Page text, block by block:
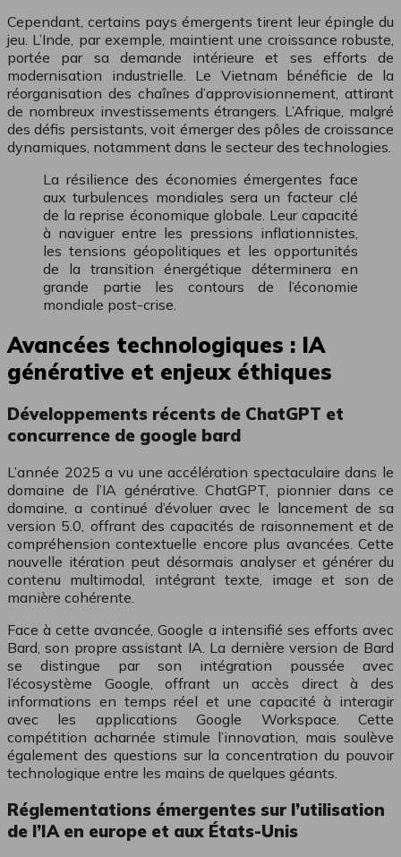
Cependant, certains pays émergents tirent leur épingle du
jeu. L’Inde, par exemple, maintient une croissance robuste,
portée par sa demande intérieure et ses efforts de
modernisation industrielle. Le Vietnam bénéficie de la
réorganisation des chaînes d’approvisionnement, attirant
de nombreux investissements étrangers. L’Afrique, malgré
des défis persistants, voit émerger des pôles de croissance
dynamiques, notamment dans le secteur des technologies.
La résilience des économies émergentes face
aux turbulences mondiales sera un facteur clé
de la reprise économique globale. Leur capacité
à naviguer entre les pressions inflationnistes,
les tensions géopolitiques et les opportunités
de la transition énergétique déterminera en
grande partie les contours de l’économie
mondiale post-crise.
Avancées technologiques : IA
générative et enjeux éthiques
Développements récents de ChatGPT et
concurrence de google bard
L’année 2025 a vu une accélération spectaculaire dans le
domaine de l’IA générative. ChatGPT, pionnier dans ce
domaine, a continué d’évoluer avec le lancement de sa
version 5.0, offrant des capacités de raisonnement et de
compréhension contextuelle encore plus avancées. Cette
nouvelle itération peut désormais analyser et générer du
contenu multimodal, intégrant texte, image et son de
manière cohérente.
Face à cette avancée, Google a intensifié ses efforts avec
Bard, son propre assistant IA. La dernière version de Bard
se distingue par son intégration poussée avec
l’écosystème Google, offrant un accès direct à des
informations en temps réel et une capacité à interagir
avec les applications Google Workspace. Cette
compétition acharnée stimule l’innovation, mais soulève
également des questions sur la concentration du pouvoir
technologique entre les mains de quelques géants.
Réglementations émergentes sur l’utilisation
de l’IA en europe et aux États-Unis